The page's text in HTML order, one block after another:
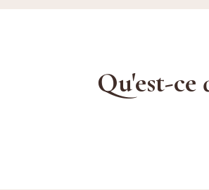
Qu'est-